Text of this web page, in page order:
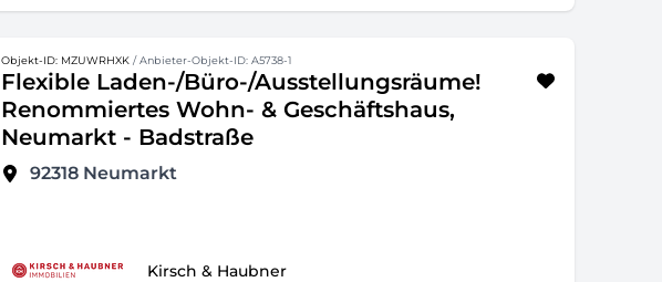
Objekt-ID: MZUWRHXK / Anbieter-Objekt-ID: A5738-1
Flexible Laden-/Büro-/Ausstellungsräume!
Renommiertes Wohn- & Geschäftshaus,
Neumarkt - Badstraße
92318 Neumarkt
Kirsch & Haubner